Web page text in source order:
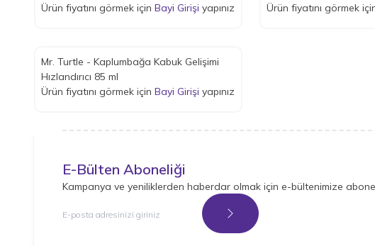
Ürün fiyatını görmek için Bayi Girişi yapınız
Ürün fiyatını görmek
Mr. Turtle - Kaplumbağa Kabuk Gelişimi
Hızlandırıcı 85 ml
Ürün fiyatını görmek için Bayi Girişi yapınız
E-Bülten Aboneliği
Kampanya ve yeniliklerden haberdar olmak için e-bültenimize
Kayıt Ol